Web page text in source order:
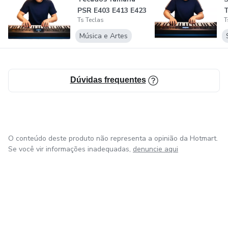
DESEJO DE MENINA 2
EDIMILSON BATISTA
FERINHA
PSR E403 E413 E423
E433 E443 E453...
Ts Teclas
Música e Artes
Dúvidas frequentes
O conteúdo deste produto não representa a opinião da Hotmart.
Se você vir informações inadequadas, denuncie aqui